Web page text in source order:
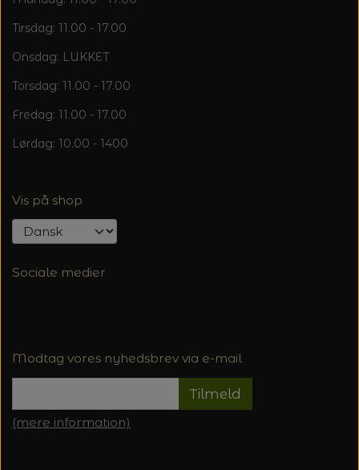
Tirsdag: 11.00 - 17.00
Onsdag: LUKKET
Torsdag: 11.00 - 17.00
Fredag: 11.00 - 17.00
Lørdag: 10.00 - 1400
Vis på shop
Sociale medier
Modtag vores nyhedsbrev via e-mail
Tilmeld
(mere information)